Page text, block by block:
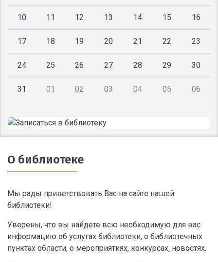
10 11 12 13 14 15 16
17 18 19 20 21 22 23
24 25 26 27 28 29 30
31 01 02 03 04 05 06
О библиотеке
Мы рады приветствовать Вас на сайте нашей
библиотеки!
Уверены, что вы найдете всю необходимую для вас
информацию об услугах библиотеки, о библиотечных
пунктах области, о мероприятиях, конкурсах, новостях.